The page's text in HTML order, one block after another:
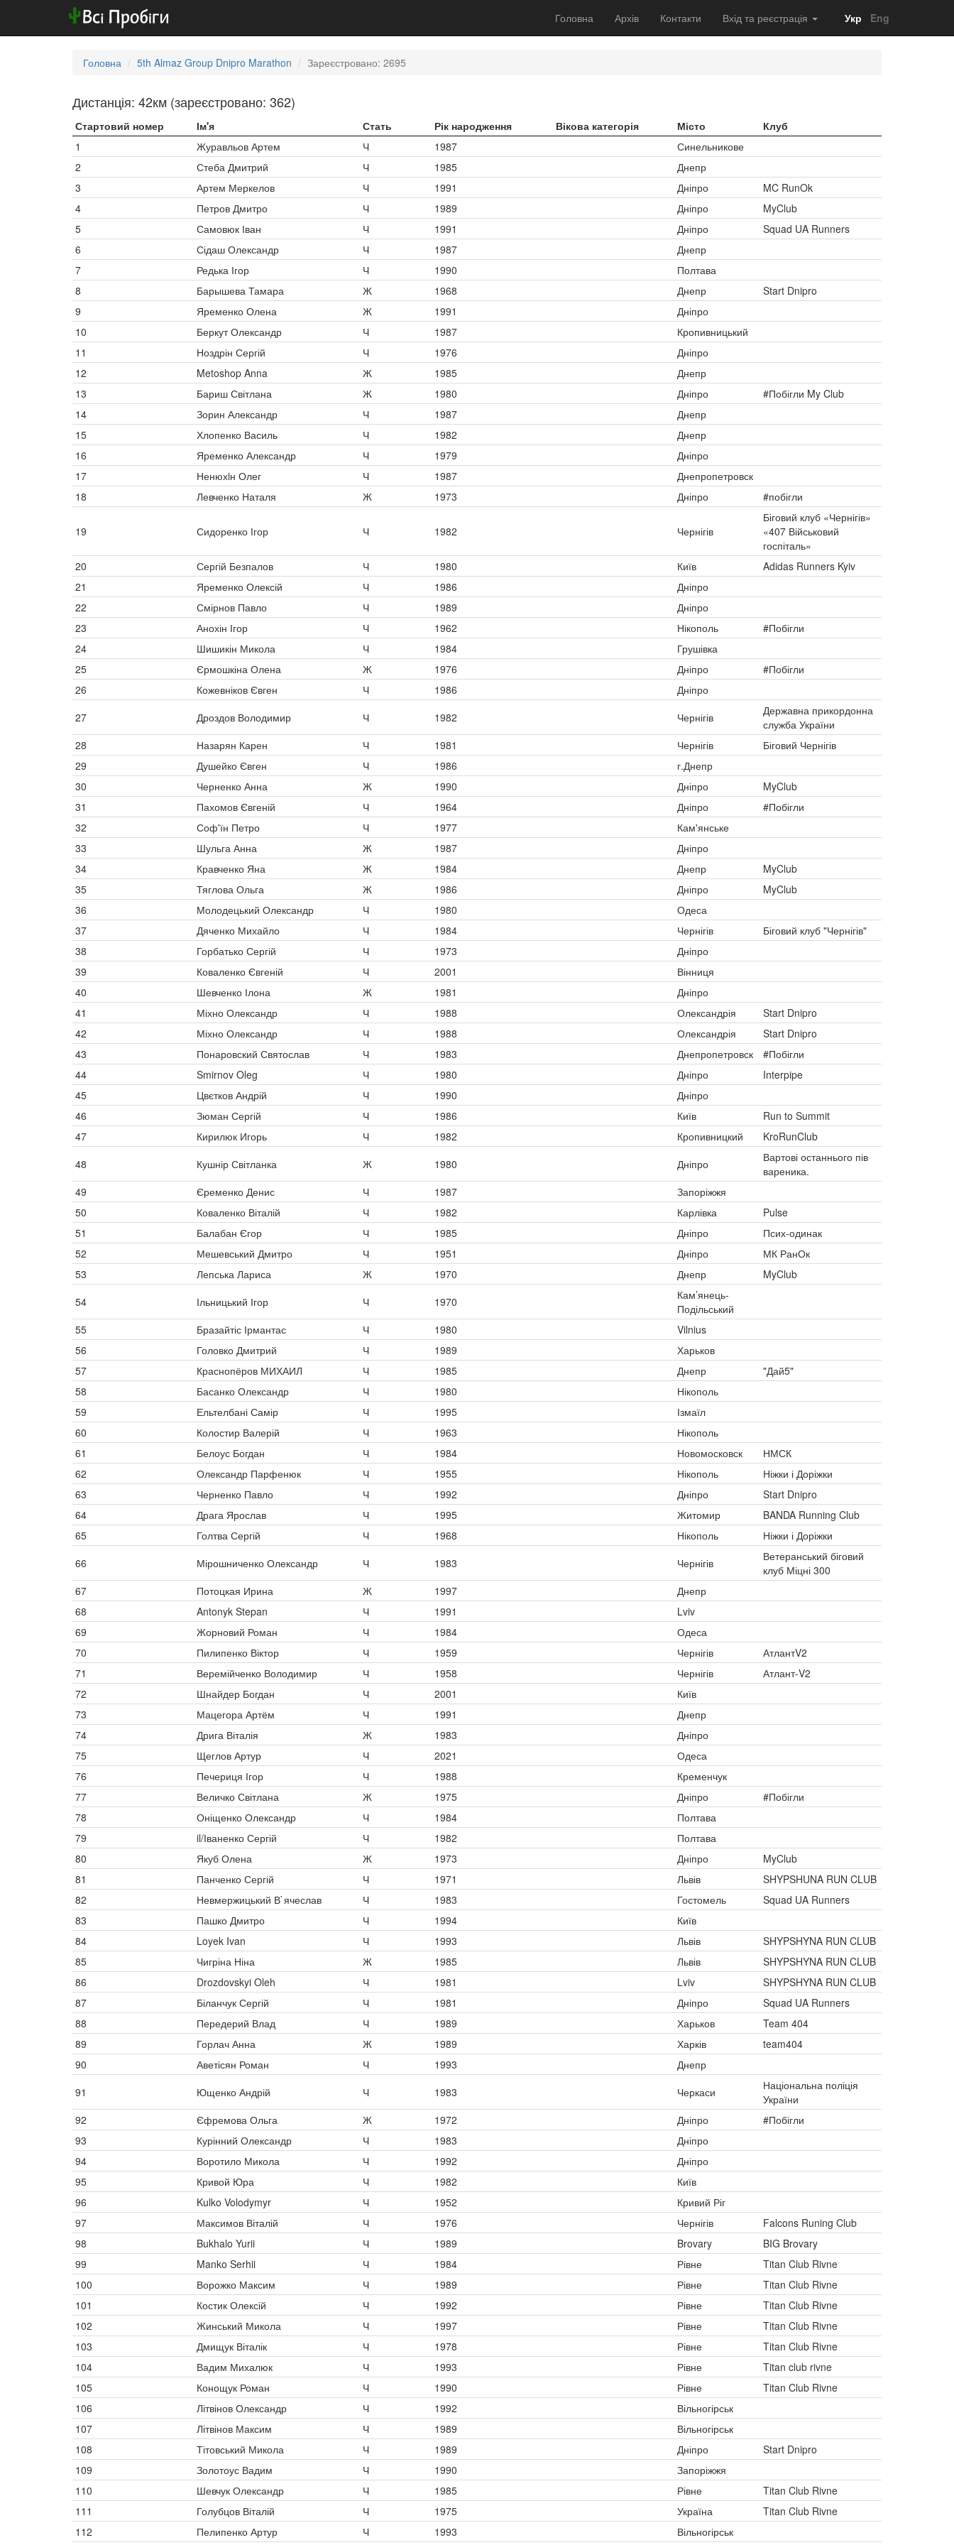
Головна Архів Контакти Вхід та реєстрація Укр Eng
Головна 5th Almaz Group Dnipro Marathon Зареєстровано: 2695
Дистанція: 42км (зареєстровано: 362)
Стартовий номер Ім'я Стать Рік народження Вікова категорія Місто
Клуб
1
Журавльов Артем Ч 1987
Синельникове
2
Стеба Дмитрий Ч 1985
Днепр
3
Артем Меркелов Ч 1991 Дніпро
MC RunOk
4
Петров Дмитро Ч 1989 Дніпро
MyClub
5
Самовюк Іван Ч 1991 Дніпро
Squad UA Runners
6
Сідаш Олександр Ч 1987
Днепр
7
Редька Ігор Ч 1990
Полтава
8
Барышева Тамара Ж 1968 Днепр
Start Dnipro
9
Яременко Олена Ж 1991
Дніпро
10
Беркут Олександр Ч 1987
Кропивницький
11
Ноздрін Сергій Ч 1976
Дніпро
12
Metoshop Anna Ж 1985
Днепр
13
Бариш Світлана Ж 1980 Дніпро
#Побігли My Club
14
Зорин Александр Ч 1987
Днепр
15
Хлопенко Василь Ч 1982
Днепр
16
Яременко Александр Ч 1979
Дніпро
17
Ненюхiн Олег Ч 1987
Днепропетровск
18
Левченко Наталя Ж 1973 Дніпро #побігли
19 Сидоренко Ігор Ч 1982 Чернігів
Біговий клуб «Чернігів»
«407 Військовий
госпіталь»
20
Сергій Безпалов Ч 1980 Київ
Adidas Runners Kyiv
21
Яременко Олексій Ч 1986
Дніпро
22
Смірнов Павло Ч 1989
Дніпро
23
Анохін Ігор Ч 1962 Нікополь
#Побігли
24
Шишикін Микола Ч 1984
Грушівка
25
Єрмошкіна Олена Ж 1976 Дніпро
#Побігли
26
Кожевніков Євген Ч 1986
Дніпро
27
Дроздов Володимир Ч 1982 Чернігів
Державна прикордонна
служба України
28
Назарян Карен Ч 1981 Чернігів
Біговий Чернігів
29
Душейко Євген Ч 1986
г.Днепр
30
Черненко Анна Ж 1990 Дніпро
MyClub
31
Пахомов Євгеній Ч 1964 Дніпро
#Побігли
32
Соф'їн Петро Ч 1977
Кам'янське
33
Шульга Анна Ж 1987
Дніпро
34
Кравченко Яна Ж 1984 Днепр
MyClub
35
Тяглова Ольга Ж 1986 Дніпро
MyClub
36
Молодецький Олександр Ч 1980
Одеса
37
Дяченко Михайло Ч 1984 Чернігів
Біговий клуб "Чернігів"
38
Горбатько Сергій Ч 1973
Дніпро
39
Коваленко Євгеній Ч 2001
Вінниця
40
Шевченко Ілона Ж 1981
Дніпро
41
Міхно Олександр Ч 1988 Олександрія
Start Dnipro
42
Міхно Олександр Ч 1988 Олександрія
Start Dnipro
43
Понаровский Святослав Ч 1983 Днепропетровск
#Побігли
44
Smirnov Oleg Ч 1980 Дніпро
Interpipe
45
Цвєтков Андрій Ч 1990
Дніпро
46
Зюман Сергій Ч 1986 Київ
Run to Summit
47
Кирилюк Игорь Ч 1982 Кропивницкий
KroRunClub
48
Кушнір Світланка Ж 1980 Дніпро
Вартові останнього пів
вареника.
49
Єременко Денис Ч 1987
Запоріжжя
50
Коваленко Віталій Ч 1982 Карлівка
Pulse
51
Балабан Єгор Ч 1985 Дніпро
Псих-одинак
52
Мешевський Дмитро Ч 1951 Дніпро
МК РанОк
53
Лепська Лариса Ж 1970 Днепр
MyClub
54
Ільницький Ігор Ч 1970
Кам’янець-
Подільський
55
Бразайтіс Ірмантас Ч 1980
Vilnius
56
Головко Дмитрий Ч 1989
Харьков
57
Краснопёров МИХАИЛ Ч 1985 Днепр
"Дай5"
58
Басанко Олександр Ч 1980
Нікополь
59
Ельтелбані Самір Ч 1995
Ізмаїл
60
Колостир Валерій Ч 1963
Нікополь
61
Белоус Богдан Ч 1984 Новомосковск
НМСК
62
Олександр Парфенюк Ч 1955 Нікополь
Ніжки і Доріжки
63
Черненко Павло Ч 1992 Дніпро
Start Dnipro
64
Драга Ярослав Ч 1995 Житомир
BANDA Running Club
65
Голтва Сергій Ч 1968 Нікополь
Ніжки і Доріжки
66
Мірошниченко Олександр Ч 1983 Чернігів
Ветеранський біговий
клуб Міцні 300
67
Потоцкая Ирина Ж 1997
Днепр
68
Antonyk Stepan Ч 1991
Lviv
69
Жорновий Роман Ч 1984
Одеса
70
Пилипенко Віктор Ч 1959 Чернігів
АтлантV2
71
Веремійченко Володимир Ч 1958 Чернігів
Атлант-V2
72
Шнайдер Богдан Ч 2001
Київ
73
Мацегора Артём Ч 1991
Днепр
74
Дрига Віталія Ж 1983
Дніпро
75
Щеглов Артур Ч 2021
Одеса
76
Печериця Ігор Ч 1988
Кременчук
77
Величко Світлана Ж 1975 Дніпро
#Побігли
78
Оніщенко Олександр Ч 1984
Полтава
79
il/Іваненко Сергій Ч 1982
Полтава
80
Якуб Олена Ж 1973 Дніпро
MyClub
81
Панченко Сергій Ч 1971 Львів
SHYPSHUNA RUN CLUB
82
Невмержицький В`ячеслав Ч 1983 Гостомель
Squad UA Runners
83
Пашко Дмитро Ч 1994
Київ
84
Loyek Ivan Ч 1993 Львів
SHYPSHYNA RUN CLUB
85
Чигріна Ніна Ж 1985 Львів
SHYPSHYNA RUN CLUB
86
Drozdovskyi Oleh Ч 1981 Lviv
SHYPSHYNA RUN CLUB
87
Біланчук Сергій Ч 1981 Дніпро
Squad UA Runners
88
Передерий Влад Ч 1989 Харьков
Team 404
89
Горлач Анна Ж 1989 Харків
team404
90
Аветісян Роман Ч 1993
Днепр
91
Ющенко Андрій Ч 1983 Черкаси
Національна поліція
України
92
Єфремова Ольга Ж 1972 Дніпро
#Побігли
93
Курінний Олександр Ч 1983
Дніпро
94
Воротило Микола Ч 1992
Дніпро
95
Кривой Юра Ч 1982
Київ
96
Kulko Volodymyr Ч 1952
Кривий Ріг
97
Максимов Віталій Ч 1976 Чернігів
Falcons Runing Club
98
Bukhalo Yurii Ч 1989 Brovary
BIG Brovary
99
Manko Serhii Ч 1984 Рівне
Titan Club Rivne
100
Ворожко Максим Ч 1989 Рівне
Titan Club Rivne
101
Костик Олексій Ч 1992 Рівне
Titan Club Rivne
102
Жинський Микола Ч 1997 Рівне
Titan Club Rivne
103
Дмищук Віталік Ч 1978 Рівне
Titan Club Rivne
104
Вадим Михалюк Ч 1993 Рівне
Titan club rivne
105
Конощук Роман Ч 1990 Рівне
Titan Club Rivne
106
Літвінов Олександр Ч 1992
Вільногірськ
107
Літвінов Максим Ч 1989
Вільногірськ
108
Тітовський Микола Ч 1989 Дніпро
Start Dnipro
109
Золотоус Вадим Ч 1990
Запоріжжя
110
Шевчук Олександр Ч 1985 Рівне
Titan Club Rivne
111
Голубцов Віталій Ч 1975 Україна
Titan Club Rivne
112
Пелипенко Артур Ч 1993 Вільногірськ